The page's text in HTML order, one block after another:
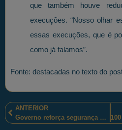
que também houve
execuções. “Nosso olhar
essas execuções, que é
como já falamos”.
Fonte: destacadas no texto do
ANTERIOR
Governo reforça segurança na fronteira com inauguração de videomonitoramento em Naviraí